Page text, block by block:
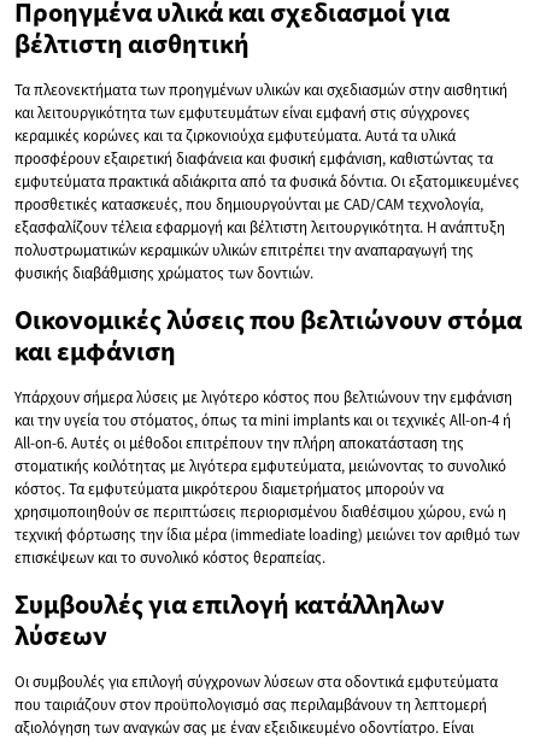
Προηγμένα υλικά και σχεδιασμοί για
βέλτιστη αισθητική
Τα πλεονεκτήματα των προηγμένων υλικών και σχεδιασμών στην αισθητική
και λειτουργικότητα των εμφυτευμάτων είναι εμφανή στις σύγχρονες
κεραμικές κορώνες και τα ζιρκονιούχα εμφυτεύματα. Αυτά τα υλικά
προσφέρουν εξαιρετική διαφάνεια και φυσική εμφάνιση, καθιστώντας τα
εμφυτεύματα πρακτικά αδιάκριτα από τα φυσικά δόντια. Οι εξατομικευμένες
προσθετικές κατασκευές, που δημιουργούνται με CAD/CAM τεχνολογία,
εξασφαλίζουν τέλεια εφαρμογή και βέλτιστη λειτουργικότητα. Η ανάπτυξη
πολυστρωματικών κεραμικών υλικών επιτρέπει την αναπαραγωγή της
φυσικής διαβάθμισης χρώματος των δοντιών.
Οικονομικές λύσεις που βελτιώνουν στόμα
και εμφάνιση
Υπάρχουν σήμερα λύσεις με λιγότερο κόστος που βελτιώνουν την εμφάνιση
και την υγεία του στόματος, όπως τα mini implants και οι τεχνικές All-on-4 ή
All-on-6. Αυτές οι μέθοδοι επιτρέπουν την πλήρη αποκατάσταση της
στοματικής κοιλότητας με λιγότερα εμφυτεύματα, μειώνοντας το συνολικό
κόστος. Τα εμφυτεύματα μικρότερου διαμετρήματος μπορούν να
χρησιμοποιηθούν σε περιπτώσεις περιορισμένου διαθέσιμου χώρου, ενώ η
τεχνική φόρτωσης την ίδια μέρα (immediate loading) μειώνει τον αριθμό των
επισκέψεων και το συνολικό κόστος θεραπείας.
Συμβουλές για επιλογή κατάλληλων
λύσεων
Οι συμβουλές για επιλογή σύγχρονων λύσεων στα οδοντικά εμφυτεύματα
που ταιριάζουν στον προϋπολογισμό σας περιλαμβάνουν τη λεπτομερή
αξιολόγηση των αναγκών σας με έναν εξειδικευμένο οδοντίατρο. Είναι